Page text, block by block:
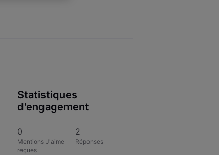
Statistiques
d'engagement
0
Mentions J'aime
reçues
2
Réponses